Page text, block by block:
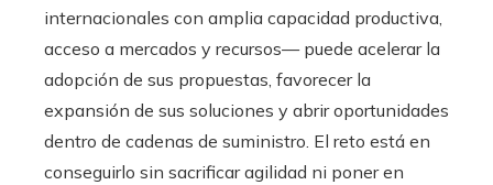
internacionales con amplia capacidad productiva,
acceso a mercados y recursos— puede acelerar la
adopción de sus propuestas, favorecer la
expansión de sus soluciones y abrir oportunidades
dentro de cadenas de suministro. El reto está en
conseguirlo sin sacrificar agilidad ni poner en